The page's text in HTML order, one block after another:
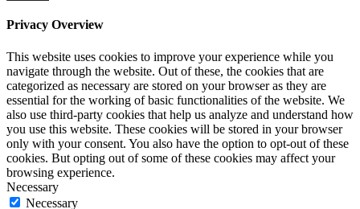
Privacy Overview
This website uses cookies to improve your experience while you
navigate through the website. Out of these, the cookies that are
categorized as necessary are stored on your browser as they are
essential for the working of basic functionalities of the website. We
also use third-party cookies that help us analyze and understand how
you use this website. These cookies will be stored in your browser
only with your consent. You also have the option to opt-out of these
cookies. But opting out of some of these cookies may affect your
browsing experience.
Necessary
Necessary